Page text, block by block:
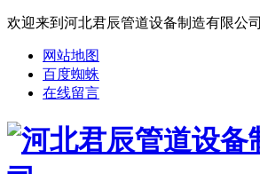
欢迎来到河北君辰管道设备制造有限公司
网站地图
百度蜘蛛
在线留言